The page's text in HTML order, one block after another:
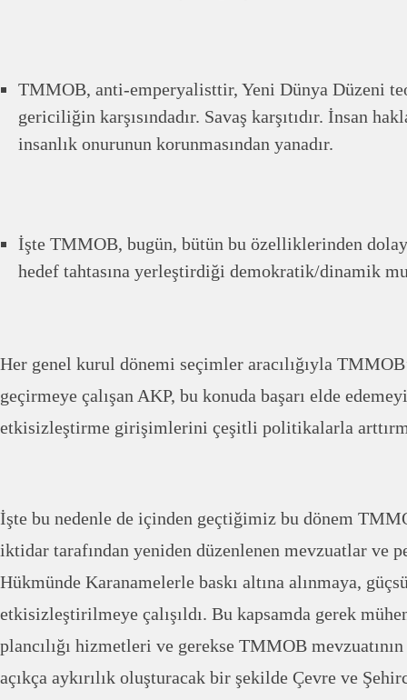
TMMOB, anti-emperyalisttir, Yeni Dünya Düzeni
gericiliğin karşısındadır. Savaş karşıtıdır. İnsan
insanlık onurunun korunmasından yanadır.
İşte TMMOB, bugün, bütün bu özelliklerinden
hedef tahtasına yerleştirdiği demokratik/dinamik
Her genel kurul dönemi seçimler aracılığıyla
geçirmeye çalışan AKP, bu konuda başarı elde
etkisizleştirme girişimlerini çeşitli politikalarla
İşte bu nedenle de içinden geçtiğimiz bu dönem
iktidar tarafından yeniden düzenlenen mevzuatlar ve
Hükmünde Karanamelerle baskı altına alınmaya,
etkisizleştirilmeye çalışıldı. Bu kapsamda gerek
plancılığı hizmetleri ve gerekse TMMOB
açıkça aykırılık oluşturacak bir şekilde Çevre ve